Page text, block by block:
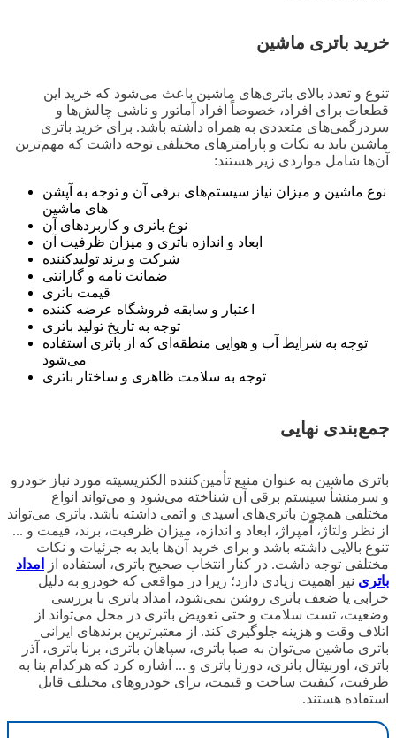
خرید باتری ماشین
تنوع و تعدد بالای باتری‌های ماشین باعث می‌شود که خرید این
قطعات برای افراد، خصوصاً افراد آماتور و ناشی چالش‌ها و
سردرگمی‌های متعددی به همراه داشته باشد. برای خرید باتری
ماشین باید به نکات و پارامترهای مختلفی توجه داشت که مهم‌ترین
آن‌ها شامل مواردی زیر هستند:
نوع ماشین و میزان نیاز سیستم‌های برقی آن و توجه به آپشن
های ماشین
نوع باتری و کاربردهای آن
ابعاد و اندازه باتری و میزان ظرفیت آن
شرکت و برند تولیدکننده
ضمانت نامه و گارانتی
قیمت باتری
اعتبار و سابقه فروشگاه عرضه کننده
توجه به تاریخ تولید باتری
توجه به شرایط آب و هوایی منطقه‌ای که از باتری استفاده
می‌شود
توجه به سلامت ظاهری و ساختار باتری
جمع‌بندی نهایی
باتری ماشین به عنوان منبع تأمین‌کننده الکتریسیته مورد نیاز خودرو
و سرمنشأ سیستم برقی آن شناخته می‌شود و می‌تواند انواع
مختلفی همچون باتری‌های اسیدی و اتمی داشته باشد. باتری می‌تواند
از نظر ولتاژ، آمپراژ، ابعاد و اندازه، میزان ظرفیت، برند، قیمت و ...
تنوع بالایی داشته باشد و برای خرید آن‌ها باید به جزئیات و نکات
مختلفی توجه داشت. در کنار انتخاب صحیح باتری، استفاده از
امداد
باتری نیز اهمیت زیادی دارد؛ زیرا در مواقعی که خودرو به دلیل
خرابی یا ضعف باتری روشن نمی‌شود، امداد باتری با بررسی
وضعیت، تست سلامت و حتی تعویض باتری در محل می‌تواند از
اتلاف وقت و هزینه جلوگیری کند. از معتبرترین برندهای ایرانی
باتری ماشین می‌توان به صبا باتری، سپاهان باتری، برنا باتری، آذر
باتری، اوربیتال باتری، دورنا باتری و ... اشاره کرد که هرکدام بنا به
ظرفیت، کیفیت ساخت و قیمت، برای خودروهای مختلف قابل
استفاده هستند.